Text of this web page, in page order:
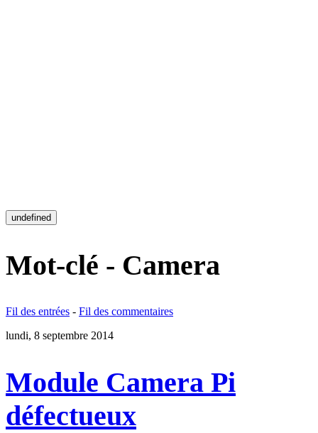
undefined
Mot-clé - Camera
Fil des entrées - Fil des commentaires
lundi, 8 septembre 2014
Module Camera Pi
défectueux